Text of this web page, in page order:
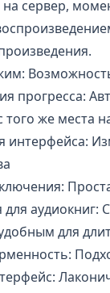
сервер,
Возможность
прогресса:
того же места
интерфейса:
аудиокниг:
для